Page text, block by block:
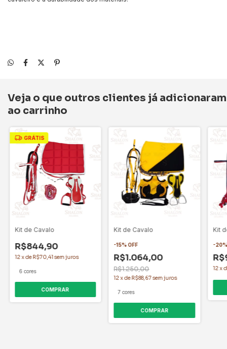
Veja o que outros clientes já adicionaram
ao carrinho
GRÁTIS
Kit de Cavalo
R$844,90
12xdeR$70,41sem juros
6 cores
COMPRAR
Kit de Cavalo
-15%OFF
R$1.064,00
R$1.250,00
12xdeR$88,67sem juros
7 cores
COMPRAR
Kit
-20
12x